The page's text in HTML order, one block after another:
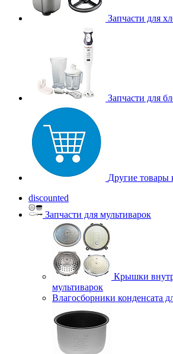
Запчасти для
Запчасти для
Другие товары
discounted
Запчасти для мультиварок
Крышки
мультиварок
Влагосборники конденсата